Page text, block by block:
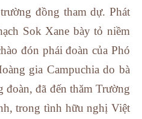
đồng tham dự. Phát
Sok Xane bày tỏ niềm
đón phái đoàn của Phó
gia Campuchia do bà
đã đến thăm Trường
trong tình hữu nghị Việt